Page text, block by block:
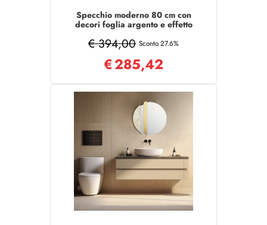
Specchio moderno 80 cm con
decori foglia argento e effetto
€ 394,00 Sconto 27.6%
€285,42